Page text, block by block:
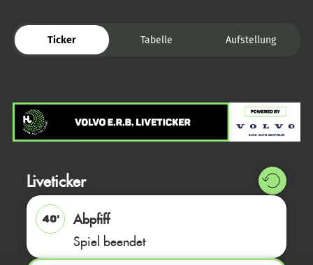
Ticker Tabelle Aufstellung
Liveticker
40'
Abpfiff
Spiel beendet